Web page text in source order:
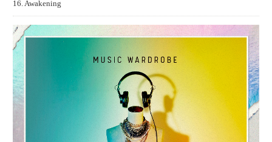
16. Awakening